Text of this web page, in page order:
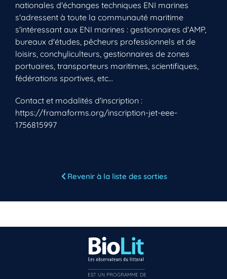
nationales d'échanges techniques ENI marines
s'adressent à toute la communauté maritime
s'intéressant aux ENI marines : gestionnaires d'AMP,
bureaux d'études, pêcheurs professionnels et de
loisirs, conchyliculteurs, gestionnaires de zones
portuaires, transporteurs maritimes, scientifiques,
fédérations sportives, etc...
Contact et modalités d'inscription :
https://framaforms.org/inscription-jet-eee-
1756815997
Revenir à la liste des sorties
Vous n’êtes pas encore inscrit à Biolit ?